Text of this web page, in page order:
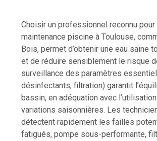
Choisir un professionnel reconnu pour
maintenance piscine à Toulouse,
Bois, permet d’obtenir une eau saine
et de réduire sensiblement le risque
surveillance des paramètres
désinfectants, filtration) garantit
bassin, en adéquation avec
variations saisonnières. Les
détectent rapidement les failles
fatigués, pompe sous-performante,